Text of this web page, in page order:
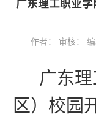
广东理工职业
作者： 审核：
广东
区）校园